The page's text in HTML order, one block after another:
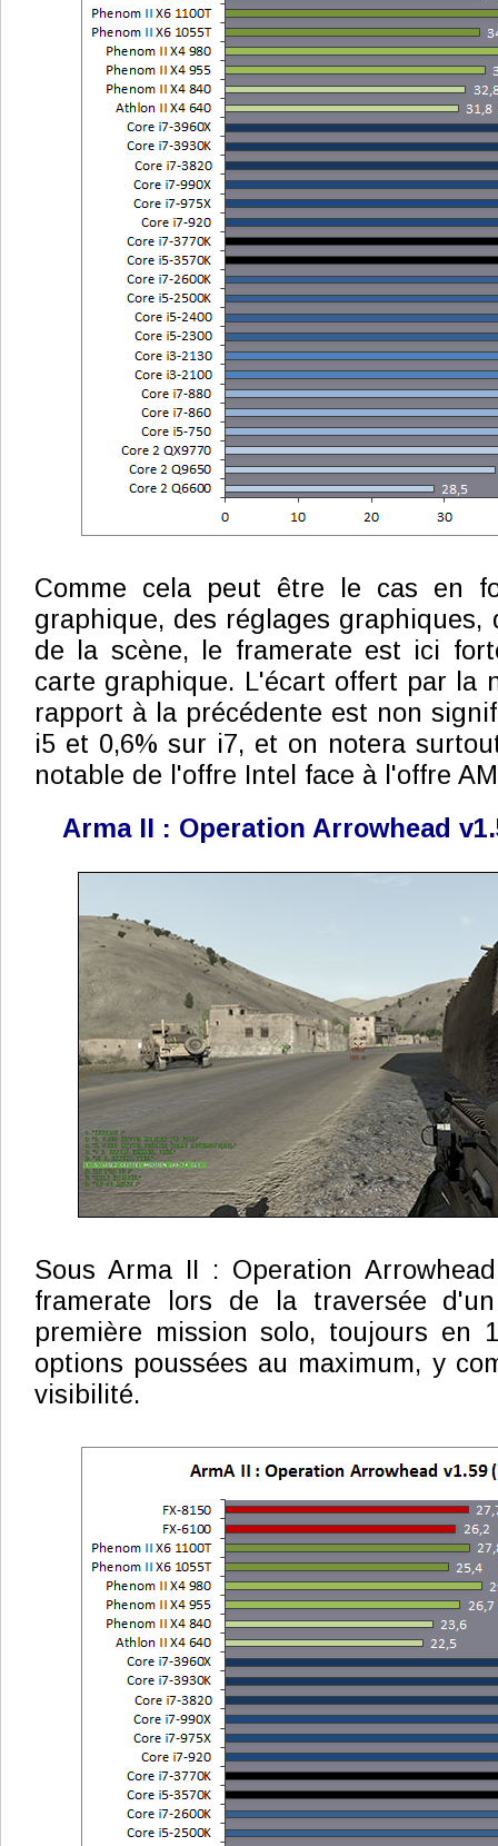
Comme cela peut être le cas en
graphique, des réglages
de la scène, le framerate est ici
carte graphique. L'écart offert par la
rapport à la précédente est non
i5 et 0,6% sur i7, et on notera
notable de l'offre Intel face à l'offre
Arma II : Operation Arrowhead
Sous Arma II : Operation
framerate lors de la traversée
première mission solo, toujours en
options poussées au maximum, y
visibilité.